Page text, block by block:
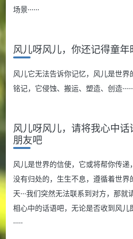
场景······
风儿呀风儿，你还记得童年
风儿它无法告诉你记忆，风儿是世
铭记，它侵蚀、搬运、塑造、创造······
风儿呀风儿，请将我心中
朋友吧
风儿是世界的信使，它或将帮你传递
没有归处的，生生不息，遵循着世界
天···我们突然无法联系到对方，那
相心中的话语吧，无论是否收到风儿
·····